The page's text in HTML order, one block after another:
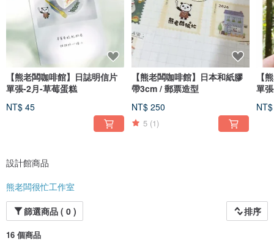
【熊老闆咖啡館】日誌明信片
單張-2月-草莓蛋糕
NT$ 45
【熊老闆咖啡館】日本和紙膠
帶3cm / 郵票造型
NT$ 250
5 (1)
【
單
設計館商品
熊老闆很忙工作室
篩選商品 ( 0 )
排序
16 個商品